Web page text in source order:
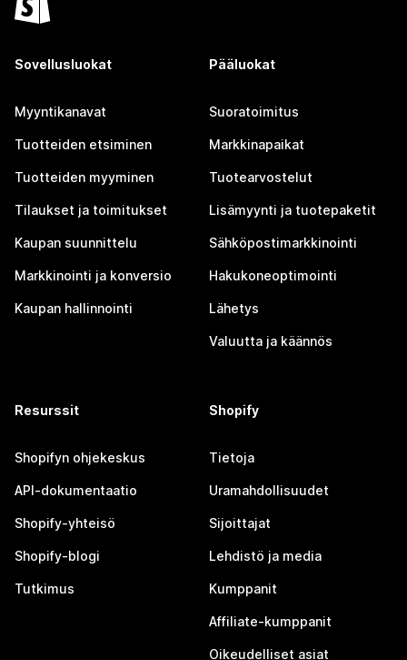
Sovellusluokat
Myyntikanavat
Tuotteiden etsiminen
Tuotteiden myyminen
Tilaukset ja toimitukset
Kaupan suunnittelu
Markkinointi ja konversio
Kaupan hallinnointi
Pääluokat
Suoratoimitus
Markkinapaikat
Tuotearvostelut
Lisämyynti ja tuotepaketit
Sähköpostimarkkinointi
Hakukoneoptimointi
Lähetys
Valuutta ja käännös
Resurssit
Shopifyn ohjekeskus
API-dokumentaatio
Shopify-yhteisö
Shopify-blogi
Tutkimus
Shopify
Tietoja
Uramahdollisuudet
Sijoittajat
Lehdistö ja media
Kumppanit
Affiliate-kumppanit
Oikeudelliset asiat